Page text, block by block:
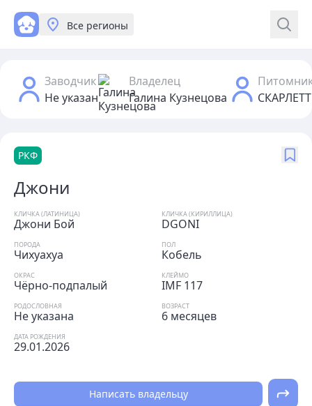
Все регионы
Заводчик
Не указан
Владелец
Галина Кузнецова
РКФ
Джони
КЛИЧКА (ЛАТИНИЦА)
Джони Бой
КЛИЧКА (КИРИЛЛИЦА)
DGONI
ПОРОДА
Чихуахуа
ПОЛ
Кобель
ОКРАС
Чёрно-подпалый
КЛЕЙМО
IMF 117
РОДОСЛОВНАЯ
Не указана
ВОЗРАСТ
6 месяцев
ДАТА РОЖДЕНИЯ
29.01.2026
Написать владельцу